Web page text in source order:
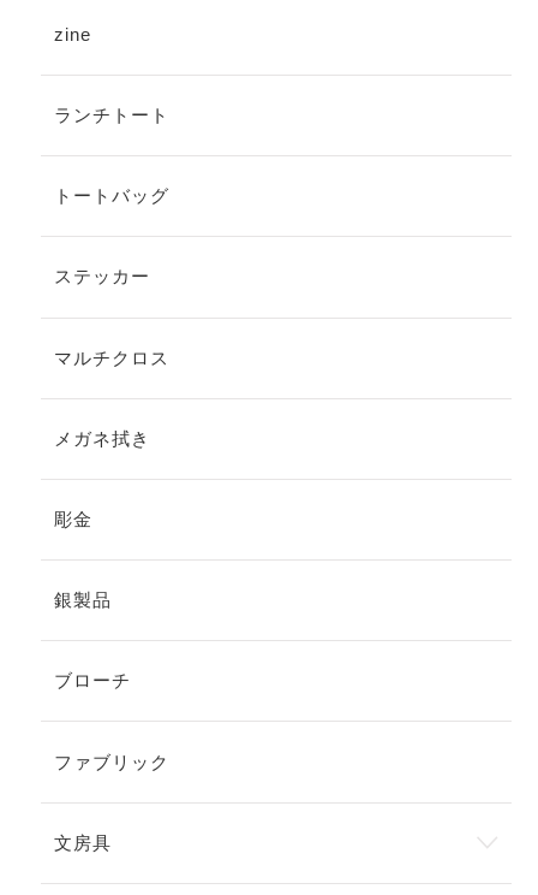
zine
ランチトート
トートバッグ
ステッカー
マルチクロス
メガネ拭き
彫金
銀製品
ブローチ
ファブリック
文房具